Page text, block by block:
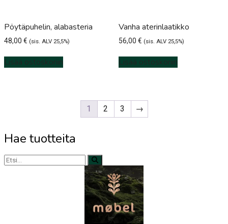
Pöytäpuhelin, alabasteria
48,00 € (sis. ALV 25,5%)
Lisää ostoskoriin
Vanha aterinlaatikko
56,00 € (sis. ALV 25,5%)
Lisää ostoskoriin
1 2 3 →
Hae tuotteita